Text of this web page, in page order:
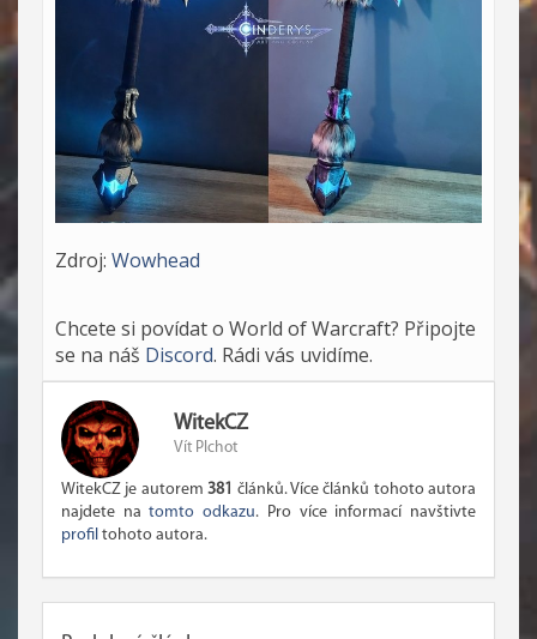
Zdroj: Wowhead
Chcete si povídat o World of Warcraft? Připojte
se na náš Discord. Rádi vás uvidíme.
WitekCZ
Vít Plchot
WitekCZ je autorem381 článků. Více článků tohoto autora
najdete natomto odkazu. Pro více informací navštivte
profil tohoto autora.